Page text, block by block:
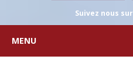
Suivez nous sur
MENU